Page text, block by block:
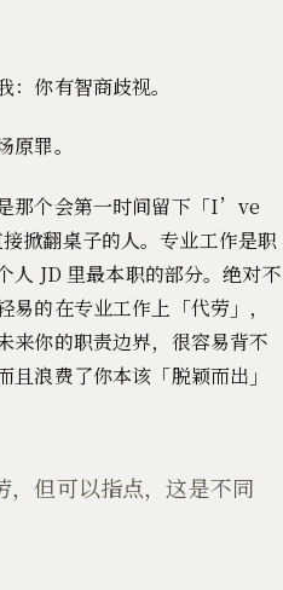
你有智商歧视。
罪。
那个会第一时间留下「I’ve
掀翻桌子的人。专业工作是职
人 JD 里最本职的部分。绝对不
的在专业工作上「代劳」，
来你的职责边界，很容易背不
浪费了你本该「脱颖而出」
，但可以指点，这是不同